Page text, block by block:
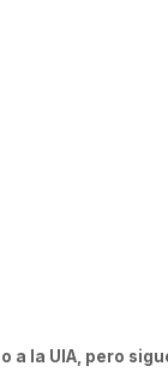
a la UIA, pero